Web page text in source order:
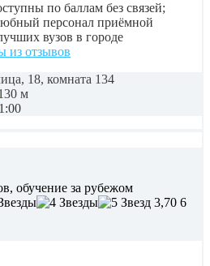
по баллам без связей;
персонал приёмной
вузов в городе
из отзывов
18, комната 134
м
обучение за рубежом
3,70 6